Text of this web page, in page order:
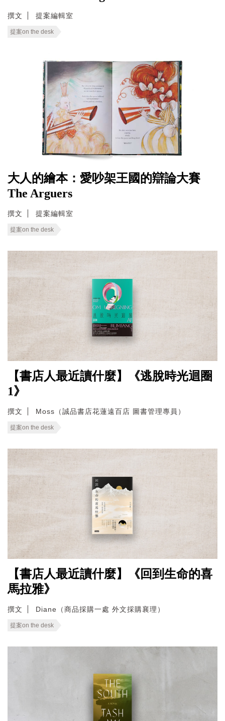
撰文 提案編輯室
提案on the desk
大人的繪本：愛吵架王國的辯論大賽
The Arguers
撰文 提案編輯室
提案on the desk
【書店人最近讀什麼】《逃脫時光迴圈
1》
撰文 Moss（誠品書店花蓮遠百店 圖書管理專員）
提案on the desk
【書店人最近讀什麼】《回到生命的喜
馬拉雅》
撰文 Diane（商品採購一處 外文採購襄理）
提案on the desk